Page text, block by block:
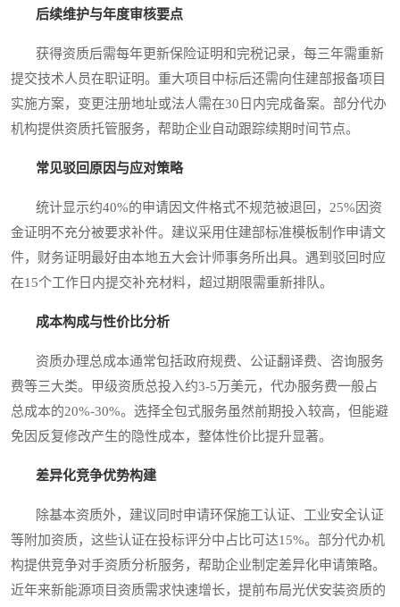
后续维护与年度审核要点
获得资质后需每年更新保险证明和完税记录，每三年需重新
提交技术人员在职证明。重大项目中标后还需向住建部报备项目
实施方案，变更注册地址或法人需在30日内完成备案。部分代办
机构提供资质托管服务，帮助企业自动跟踪续期时间节点。
常见驳回原因与应对策略
统计显示约40%的申请因文件格式不规范被退回，25%因资
金证明不充分被要求补件。建议采用住建部标准模板制作申请文
件，财务证明最好由本地五大会计师事务所出具。遇到驳回时应
在15个工作日内提交补充材料，超过期限需重新排队。
成本构成与性价比分析
资质办理总成本通常包括政府规费、公证翻译费、咨询服务
费等三大类。甲级资质总投入约3-5万美元，代办服务费一般占
总成本的20%-30%。选择全包式服务虽然前期投入较高，但能避
免因反复修改产生的隐性成本，整体性价比提升显著。
差异化竞争优势构建
除基本资质外，建议同时申请环保施工认证、工业安全认证
等附加资质，这些认证在投标评分中占比可达15%。部分代办机
构提供竞争对手资质分析服务，帮助企业制定差异化申请策略。
近年来新能源项目资质需求快速增长，提前布局光伏安装资质的